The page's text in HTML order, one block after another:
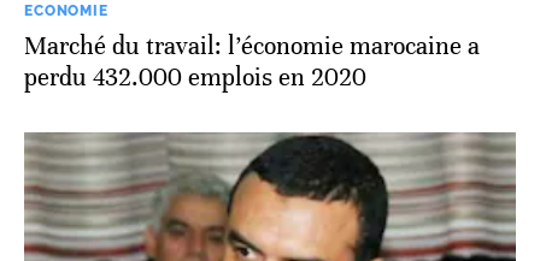
ECONOMIE
Marché du travail: l’économie marocaine a
perdu 432.000 emplois en 2020